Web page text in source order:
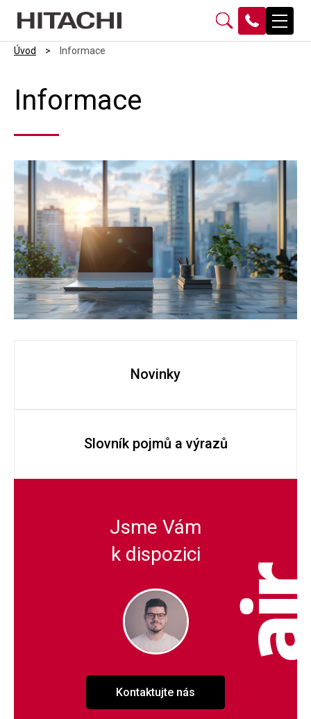
Úvod > Informace
Informace
Novinky
Slovník pojmů a výrazů
Jsme Vám
k dispozici
Kontaktujte nás